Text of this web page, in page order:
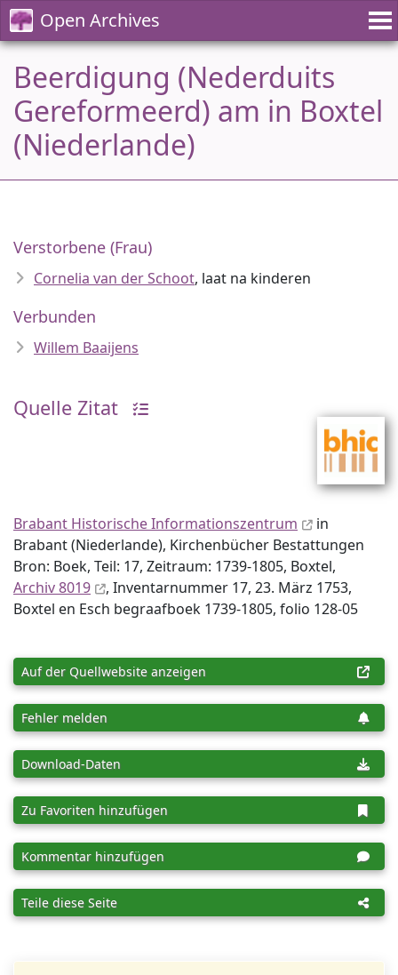
Open Archives
Beerdigung (Nederduits
Gereformeerd) am in Boxtel
(Niederlande)
Verstorbene (Frau)
Cornelia van der Schoot, laat na kinderen
Verbunden
Willem Baaijens
Quelle Zitat
Brabant Historische Informationszentrum
in
Brabant (Niederlande), Kirchenbücher Bestattungen
Bron: Boek, Teil: 17, Zeitraum: 1739-1805, Boxtel,
Archiv 8019
, Inventar­nummer 17, 23. März 1753,
Boxtel en Esch begraafboek 1739-1805, folio 128-05
Auf der Quellwebsite anzeigen
Fehler melden
Download-Daten
Zu Favoriten hinzufügen
Kommentar hinzufügen
Teile diese Seite